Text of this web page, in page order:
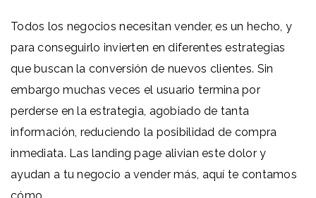
Todos los negocios necesitan vender, es un hecho, y
para conseguirlo invierten en diferentes estrategias
que buscan la conversión de nuevos clientes. Sin
embargo muchas veces el usuario termina por
perderse en la estrategia, agobiado de tanta
información, reduciendo la posibilidad de compra
inmediata. Las landing page alivian este dolor y
ayudan a tu negocio a vender más, aquí te contamos